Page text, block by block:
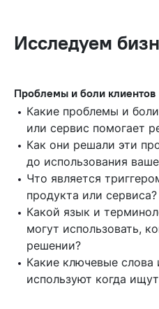
Исследуем
Проблемы и боли клиентов
Какие проблемы и
или сервис помогает
Как они решали эти
до использования
Что является
продукта или сервиса?
Какой язык и
могут использовать,
решении?
Какие ключевые слова
используют когда